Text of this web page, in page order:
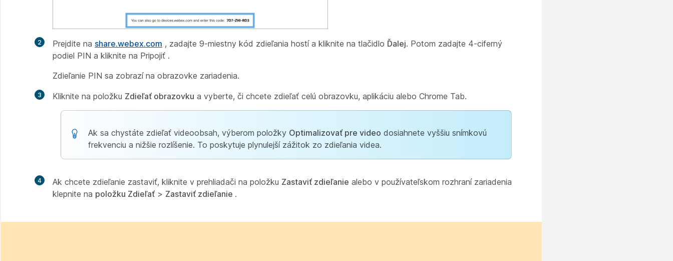
2 Prejdite na share.webex.com , zadajte 9-miestny kód zdieľania hostí a kliknite na tlačidlo Ďalej. Potom zadajte 4-ciferný
podiel PIN a kliknite na Pripojiť .
Zdieľanie PIN sa zobrazí na obrazovke zariadenia.
3 Kliknite na položku Zdieľať obrazovku a vyberte, či chcete zdieľať celú obrazovku, aplikáciu alebo Chrome Tab.
Ak sa chystáte zdieľať videoobsah, výberom položky Optimalizovať pre video dosiahnete vyššiu snímkovú
frekvenciu a nižšie rozlíšenie. To poskytuje plynulejší zážitok zo zdieľania videa.
4 Ak chcete zdieľanie zastaviť, kliknite v prehliadači na položku Zastaviť zdieľanie alebo v používateľskom rozhraní zariadenia
klepnite na položku Zdieľať > Zastaviť zdieľanie .